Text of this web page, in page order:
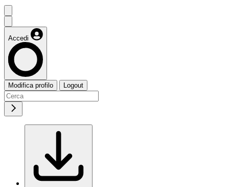
Accedi
Modifica profilo Logout